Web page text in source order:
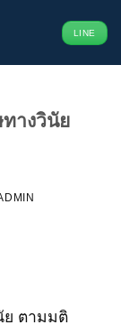
LINE
างวินัย
ย ตามมติ